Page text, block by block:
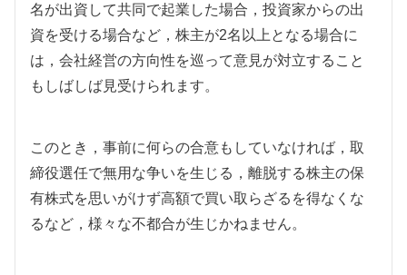
名が出資して共同で起業した場合，投資家からの出
資を受ける場合など，株主が2名以上となる場合に
は，会社経営の方向性を巡って意見が対立すること
もしばしば見受けられます。
このとき，事前に何らの合意もしていなければ，取
締役選任で無用な争いを生じる，離脱する株主の保
有株式を思いがけず高額で買い取らざるを得なくな
るなど，様々な不都合が生じかねません。